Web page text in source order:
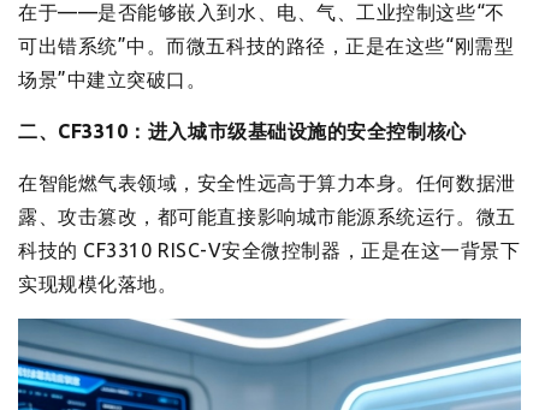
在于——是否能够嵌入到水、电、气、工业控制这些“不
可出错系统”中。而微五科技的路径，正是在这些“刚需型
场景”中建立突破口。
二、CF3310：进入城市级基础设施的安全控制核心
在智能燃气表领域，安全性远高于算力本身。任何数据泄
露、攻击篡改，都可能直接影响城市能源系统运行。微五
科技的 CF3310 RISC-V安全微控制器，正是在这一背景下
实现规模化落地。